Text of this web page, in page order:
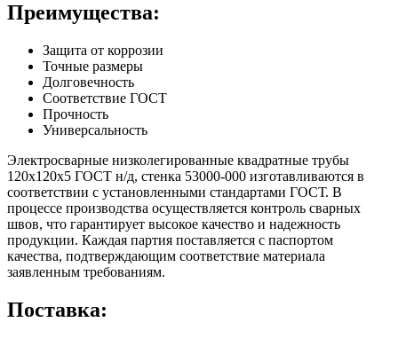
Преимущества:
Защита от коррозии
Точные размеры
Долговечность
Соответствие ГОСТ
Прочность
Универсальность
Электросварные низколегированные квадратные трубы
120х120х5 ГОСТ н/д, стенка 53000-000 изготавливаются в
соответствии с установленными стандартами ГОСТ. В
процессе производства осуществляется контроль сварных
швов, что гарантирует высокое качество и надежность
продукции. Каждая партия поставляется с паспортом
качества, подтверждающим соответствие материала
заявленным требованиям.
Поставка: